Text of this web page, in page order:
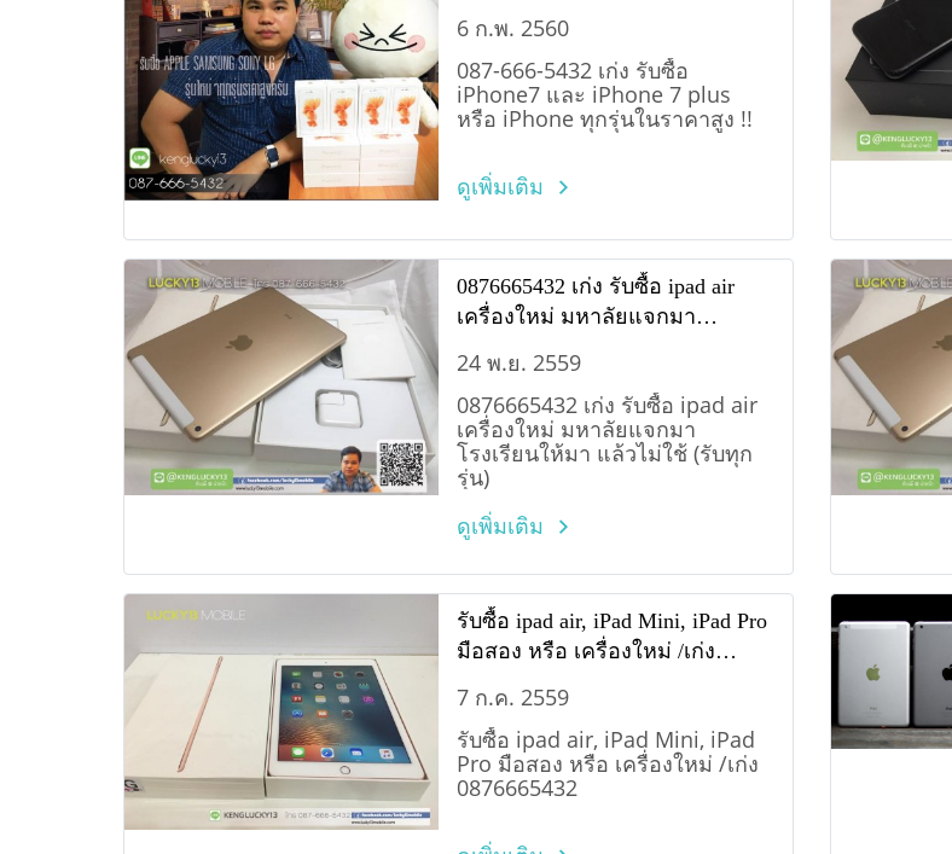
6 ก.พ. 2560
087-666-5432 เก่ง รับซื้อ
iPhone7 และ iPhone 7 plus
หรือ iPhone ทุกรุ่นในราคาสูง !!
ดูเพิ่มเติม
0876665432 เก่ง รับซื้อ ipad air
เครื่องใหม่ มหาลัยแจกมา
รุ่น)
24 พ.ย. 2559
0876665432 เก่ง รับซื้อ ipad air
เครื่องใหม่ มหาลัยแจกมา
โรงเรียนให้มา แล้วไม่ใช้ (รับทุก
รุ่น)
ดูเพิ่มเติม
รับซื้อ ipad air, iPad Mini, iPad Pro
มือสอง หรือ เครื่องใหม่ /เก่ง
7 ก.ค. 2559
รับซื้อ ipad air, iPad Mini, iPad
Pro มือสอง หรือ เครื่องใหม่ /เก่ง
0876665432